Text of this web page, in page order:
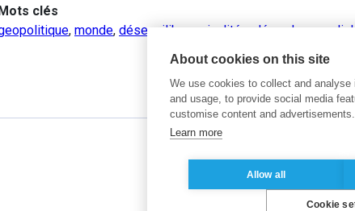
clés
, monde, désequilibres,rivalités,désordre mondial
About cookies on this site
We use cookies to collect and
and usage, to provide social media
customise content and advertisements.
Learn more
Allow all
Cookie